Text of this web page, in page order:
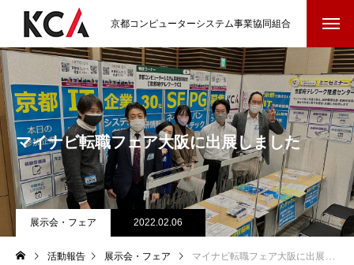
京都コンピューターシステム事業協同組合
マイナビ転職フェア大阪に出展しました
展示会・フェア 2022.02.06
活動報告 展示会・フェア マイナビ転職フェア大阪に出展しました